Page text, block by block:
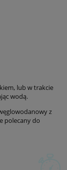
lub w trakcie
wodą.
z
polecany do